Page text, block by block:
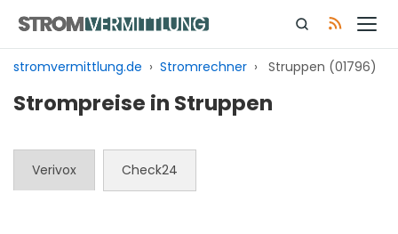
Inhalt
springen
stromvermittlung.de › Stromrechner › Struppen (01796)
Strompreise in Struppen
Verivox Check24